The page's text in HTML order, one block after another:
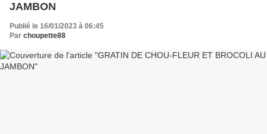
JAMBON
Publié le 16/01/2023 à 06:45
Par choupette88